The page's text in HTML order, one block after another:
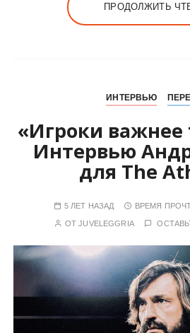
ПРОДОЛЖИТЬ
ИНТЕРВЬЮ
«Игроки важнее
Интервью
для The
5 ЛЕТ НАЗАД ВРЕМЯ
ОТJUVELEGGRIA